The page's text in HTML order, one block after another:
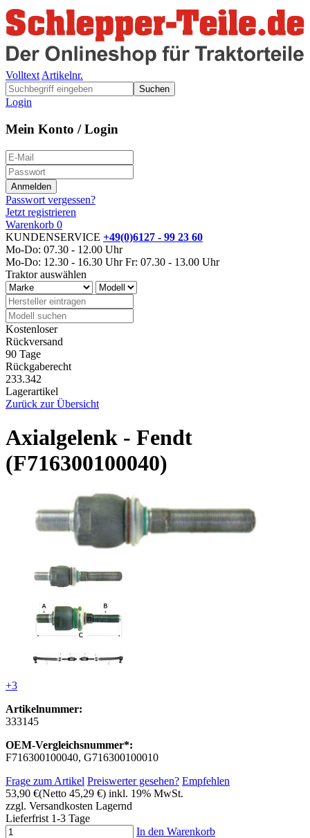
Volltext Artikelnr.
Suchen
Login
Mein Konto / Login
Passwort vergessen?
Jetzt registrieren
Warenkorb 0
KUNDENSERVICE +49(0)6127 - 99 23 60
Mo-Do: 07.30 - 12.00 Uhr
Mo-Do: 12.30 - 16.30 Uhr Fr: 07.30 - 13.00 Uhr
Traktor auswählen
Kostenloser
Rückversand
90 Tage
Rückgaberecht
233.342
Lagerartikel
Zurück zur Übersicht
Axialgelenk - Fendt
(F716300100040)
+3
Artikelnummer:
333145
OEM-Vergleichsnummer*:
F716300100040, G716300100010
Frage zum Artikel Preiswerter gesehen? Empfehlen
53,90 €(Netto 45,29 €) inkl. 19% MwSt.
zzgl. Versandkosten Lagernd
Lieferfrist 1-3 Tage
In den Warenkorb